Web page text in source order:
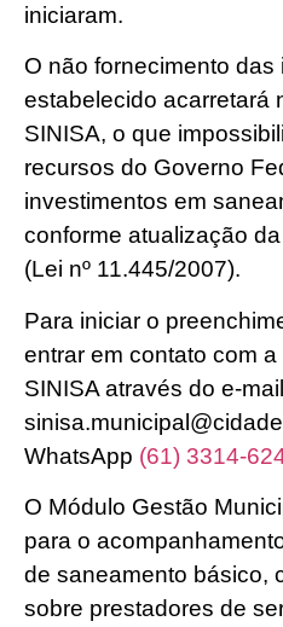
iniciaram.
O não fornecimento
estabelecido acarretará
SINISA, o que
recursos do Governo
investimentos em
conforme atualização
(Lei nº 11.445/2007).
Para iniciar o
entrar em contato com
SINISA através do e-mail
WhatsApp (61) 3314-
O Módulo Gestão
para o
de saneamento básico,
sobre prestadores de